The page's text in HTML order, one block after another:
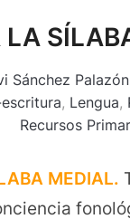
LA
Sánchez Palazón
, Lengua,
Recursos
MEDIAL.